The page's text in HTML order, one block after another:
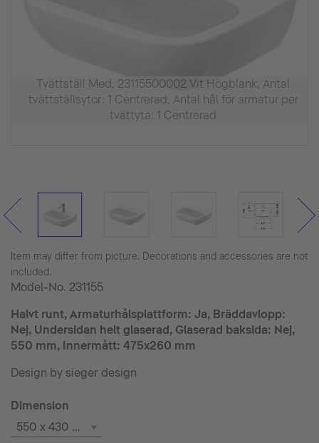
Tvättställ Med, 23115500002 Vit Högblank, Antal
tvättställsytor: 1 Centrerad, Antal hål för armatur per
tvättyta: 1 Centrerad
Item may differ from picture. Decorations and accessories are not
included.
Model-No. 231155
Halvt runt, Armaturhålsplattform: Ja, Bräddavlopp:
Nej, Undersidan helt glaserad, Glaserad baksida: Nej,
550 mm, Innermått: 475x260 mm
Design by sieger design
Dimension
550 x 430 mm